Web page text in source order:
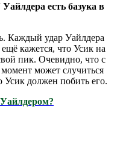
есть базука в
Каждый удар Уайлдера
кажется, что Усик на
пик. Очевидно, что с
может случиться
Усик должен побить его.